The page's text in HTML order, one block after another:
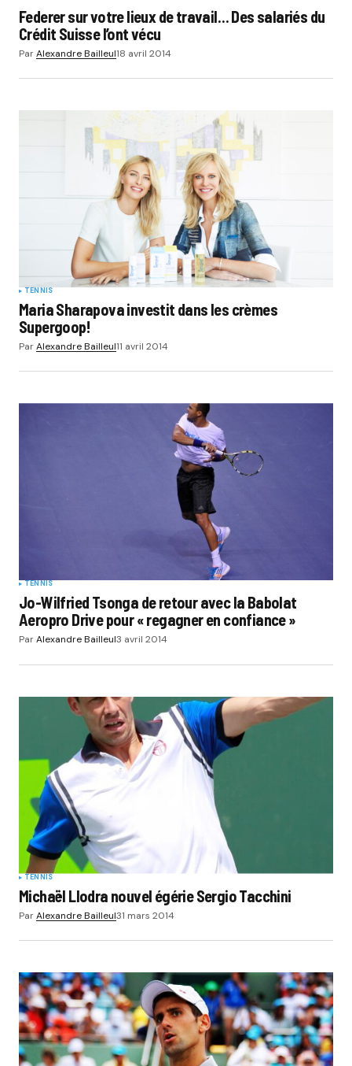
Federer sur votre lieux de travail… Des salariés du
Crédit Suisse l’ont vécu
ParAlexandre Bailleul18 avril 2014
TENNIS
Maria Sharapova investit dans les crèmes
Supergoop!
ParAlexandre Bailleul11 avril 2014
TENNIS
Jo-Wilfried Tsonga de retour avec la Babolat
Aeropro Drive pour « regagner en confiance »
ParAlexandre Bailleul3 avril 2014
TENNIS
Michaël Llodra nouvel égérie Sergio Tacchini
ParAlexandre Bailleul31 mars 2014